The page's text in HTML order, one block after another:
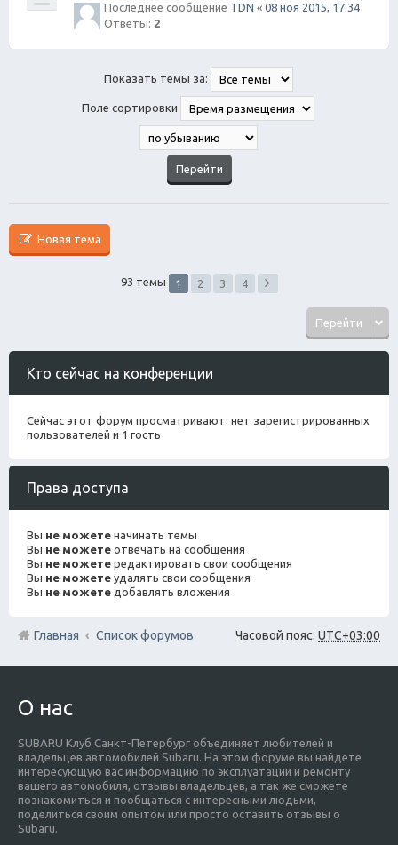
Последнее сообщение TDN « 08 ноя 2015, 17:34
Ответы: 2
Показать темы за:
Поле сортировки
Новая тема
93 темы 1 2 3 4
Перейти
Кто сейчас на конференции
Сейчас этот форум просматривают: нет зарегистрированных
пользователей и 1 гость
Права доступа
Вы не можете начинать темы
Вы не можете отвечать на сообщения
Вы не можете редактировать свои сообщения
Вы не можете удалять свои сообщения
Вы не можете добавлять вложения
Часовой пояс: UTC+03:00
Главная Список форумов
О нас
SUBARU Клуб Санкт-Петербург объединяет любителей и
владельцев автомобилей Subaru. На этом форуме вы найдете
интересующую вас информацию по эксплуатации и ремонту
вашего автомобиля, отзывы владельцев, а так же сможете
познакомиться и пообщаться с интересными людьми,
поделиться своим опытом или просто оставить отзывы о
Subaru.